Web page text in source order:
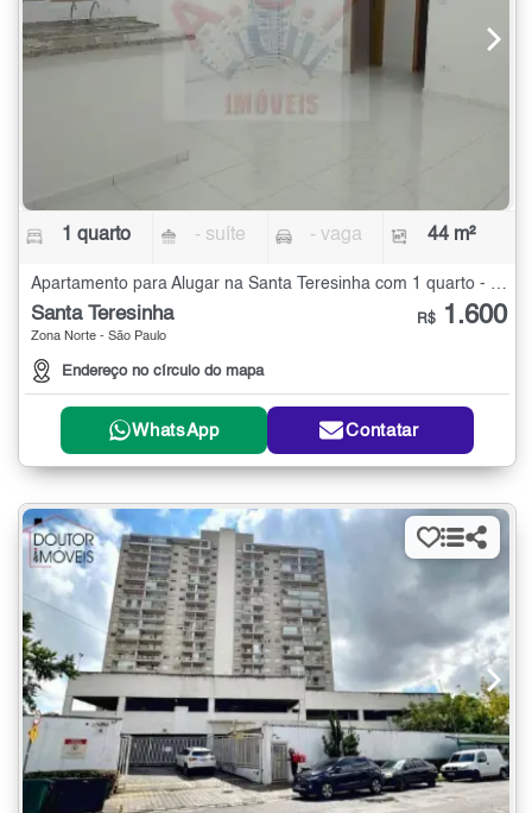
1 quarto - suíte - vaga 44 m²
Apartamento para Alugar na Santa Teresinha com 1 quarto - 44 m²
Santa Teresinha
Zona Norte - São Paulo
Endereço no círculo do mapa
R$ 1.600
WhatsApp Contatar